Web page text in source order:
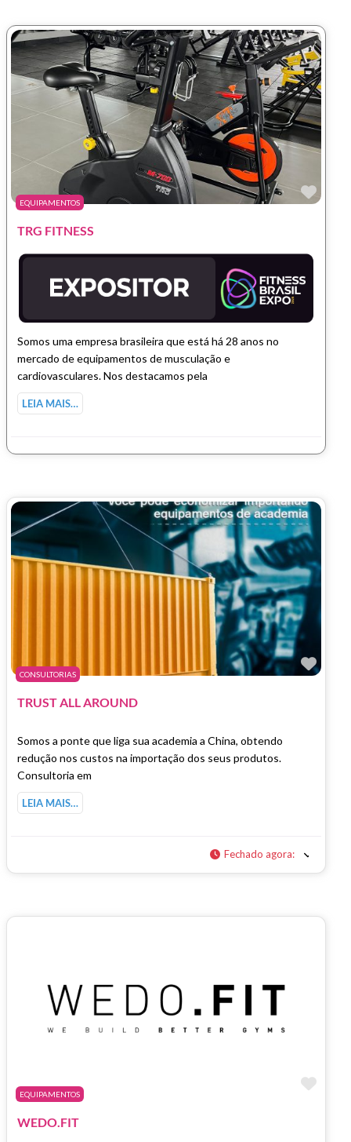
EQUIPAMENTOS
TRG FITNESS
Somos uma empresa brasileira que está há 28 anos no
mercado de equipamentos de musculação e
cardiovasculares. Nos destacamos pela
LEIA MAIS…
CONSULTORIAS
TRUST ALL AROUND
Somos a ponte que liga sua academia a China, obtendo
redução nos custos na importação dos seus produtos.
Consultoria em
LEIA MAIS…
Fechado agora:
EQUIPAMENTOS
WEDO.FIT